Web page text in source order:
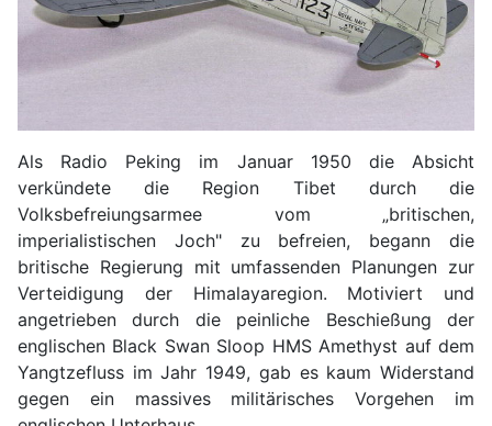
Als Radio Peking im Januar 1950 die Absicht
verkündete die Region Tibet durch die
Volksbefreiungsarmee vom „britischen,
imperialistischen Joch" zu befreien, begann die
britische Regierung mit umfassenden Planungen zur
Verteidigung der Himalayaregion. Motiviert und
angetrieben durch die peinliche Beschießung der
englischen Black Swan Sloop HMS Amethyst auf dem
Yangtzefluss im Jahr 1949, gab es kaum Widerstand
gegen ein massives militärisches Vorgehen im